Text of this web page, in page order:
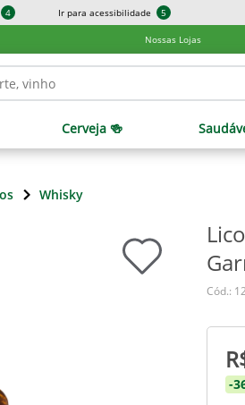
4 Ir para acessibilidade 5
Nossas Lojas
Cerveja 🍻
Whisky
Cód.:
-